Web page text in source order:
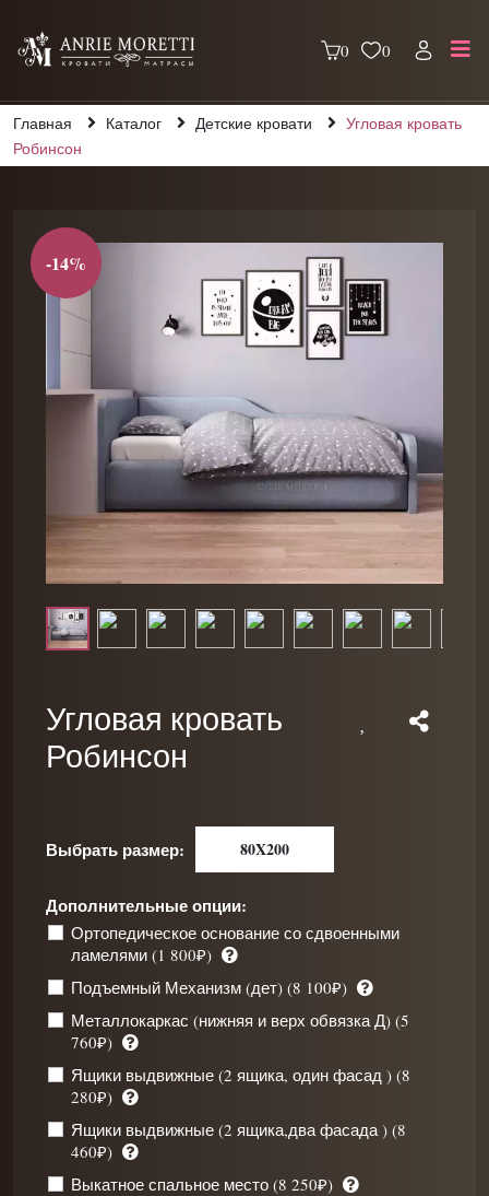
0 0
Главная Каталог Детские кровати
Угловая кровать
Робинсон
-14%
Угловая кровать
Робинсон
Выбрать размер: 80X200
Дополнительные опции:
Ортопедическое основание со сдвоенными
ламелями (1 800₽)
Подъемный Механизм (дет) (8 100₽)
Металлокаркас (нижняя и верх обвязка Д) (5
760₽)
Ящики выдвижные (2 ящика, один фасад ) (8
280₽)
Ящики выдвижные (2 ящика,два фасада ) (8
460₽)
Выкатное спальное место (8 250₽)